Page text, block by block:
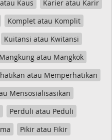
Kaus
Karier atau Karir
Komplet atau Komplit
Kuitansi atau Kwitansi
Mangkung atau Mangkok
atau Memperhatikan
Mensosialisasikan
Perduli atau Peduli
Pikir atau Fikir